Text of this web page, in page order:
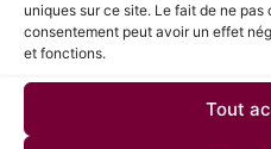
uniques sur ce site. Le fait de ne pas
consentement peut avoir un effet
et fonctions.
Tout
La négociation salariale est
processus de recrutement,
nombreux candidats. Savoir
obtenir une rémunération